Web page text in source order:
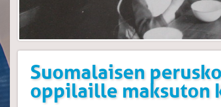
Suomalaisen
oppilaille maksuton